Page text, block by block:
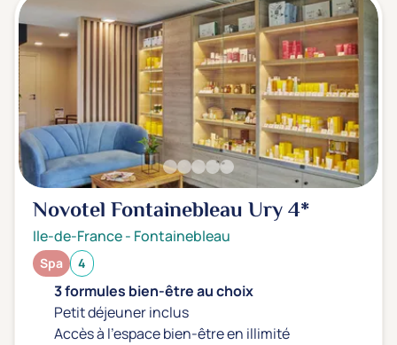
Novotel Fontainebleau Ury4*
Ile-de-France- Fontainebleau
Spa 4
3 formules bien-être au choix
Petit déjeuner inclus
Accès à l'espace bien-être en illimité